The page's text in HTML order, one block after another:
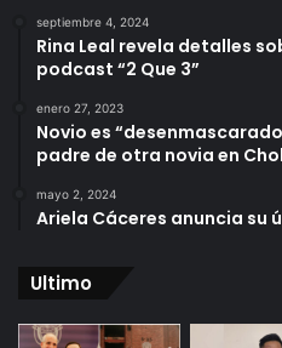
septiembre 4, 2024
Rina Leal revela detalles
podcast “2 Que 3”
enero 27, 2023
Novio es
padre de otra novia en
mayo 2, 2024
Ariela Cáceres anuncia su
Ultimo